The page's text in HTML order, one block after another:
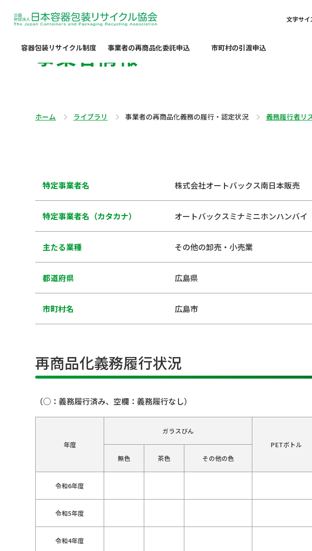
文字サイ
容器包装リサイクル制度 事業者の再商品化委託申込 市町村の引渡申込
事業者情報
ホーム ライブラリ 事業者の再商品化義務の履行・認定状況 義務履行者リ
特定事業者名 株式会社オートバックス南日本販売
特定事業者名（カタカナ） オートバックスミナミニホンハンバイ
主たる業種 その他の卸売・小売業
都道府県 広島県
市町村名 広島市
再商品化義務履行状況
（○：義務履行済み、空欄：義務履行なし）
年度
ガラスびん
PETボトル
無色
茶色 その他の色
令和6年度
令和5年度
令和4年度